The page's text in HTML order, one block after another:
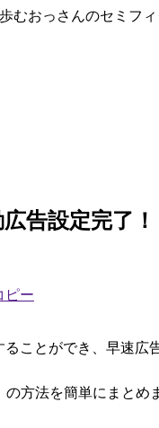
むおっさんのセミフィ
告設定完了！
ピー
ことができ、早速広
方法を簡単にまとめ